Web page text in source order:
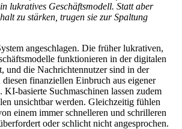
lukratives Geschäftsmodell. Statt aber
zu stärken, trugen sie zur Spaltung
angeschlagen. Die früher lukrativen,
funktionieren in der digitalen
und die Nachrichtennutzer sind in der
finanziellen Einbruch aus eigener
KI-basierte Suchmaschinen lassen zudem
­unsichtbar ­werden. Gleichzeitig fühlen
einem immer schnelleren und schrilleren
oder schlicht nicht angesprochen.